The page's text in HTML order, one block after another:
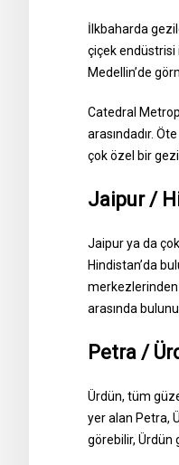
İlkbaharda
çiçek endüstrisi
Medellin’de
Catedral
arasındadır.
çok özel bir
Jaipur /
Jaipur ya da
Hindistan’da
merkezlerinden
arasında
Petra /
Ürdün, tüm
yer alan Petra,
görebilir, Ürdün